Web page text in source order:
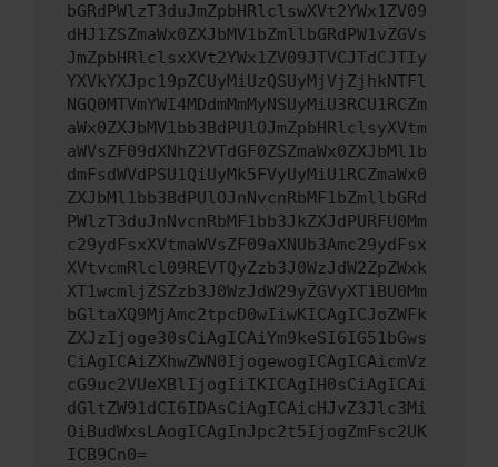
bGRdPWlzT3duJmZpbHRlclswXVt2YWx1ZV09
dHJ1ZSZmaWx0ZXJbMV1bZmllbGRdPW1vZGVs
JmZpbHRlclsxXVt2YWx1ZV09JTVCJTdCJTIy
YXVkYXJpc19pZCUyMiUzQSUyMjVjZjhkNTFl
NGQ0MTVmYWI4MDdmMmMyNSUyMiU3RCU1RCZm
aWx0ZXJbMV1bb3BdPUlOJmZpbHRlclsyXVtm
aWVsZF09dXNhZ2VTdGF0ZSZmaWx0ZXJbMl1b
dmFsdWVdPSU1QiUyMk5FVyUyMiU1RCZmaWx0
ZXJbMl1bb3BdPUlOJnNvcnRbMF1bZmllbGRd
PWlzT3duJnNvcnRbMF1bb3JkZXJdPURFU0Mm
c29ydFsxXVtmaWVsZF09aXNUb3Amc29ydFsx
XVtvcmRlcl09REVTQyZzb3J0WzJdW2ZpZWxk
XT1wcmljZSZzb3J0WzJdW29yZGVyXT1BU0Mm
bGltaXQ9MjAmc2tpcD0wIiwKICAgICJoZWFk
ZXJzIjoge30sCiAgICAiYm9keSI6IG51bGws
CiAgICAiZXhwZWN0IjogewogICAgICAicmVz
cG9uc2VUeXBlIjogIiIKICAgIH0sCiAgICAi
dGltZW91dCI6IDAsCiAgICAicHJvZ3Jlc3Mi
OiBudWxsLAogICAgInJpc2t5IjogZmFsc2UK
ICB9Cn0=